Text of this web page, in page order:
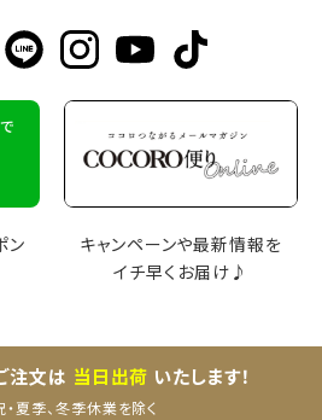
ン
キャンペーンや最新情報を
イチ早くお届け♪
注文は 当日出荷 いたします！
夏季、冬季休業を除く